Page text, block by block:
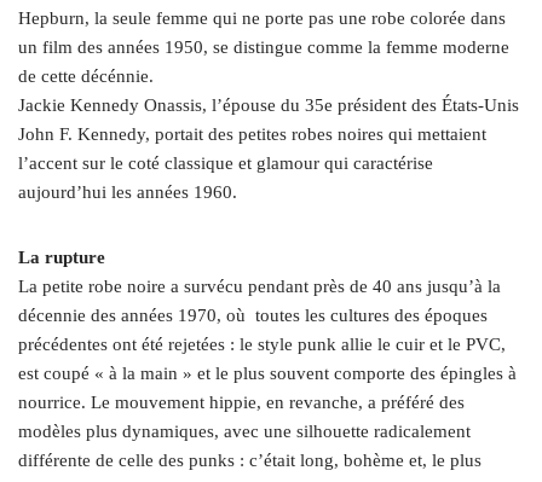
Hepburn, la seule femme qui ne porte pas une robe colorée dans
un film des années 1950, se distingue comme la femme moderne
de cette décénnie.
Jackie Kennedy Onassis, l’épouse du 35e président des États-Unis
John F. Kennedy, portait des petites robes noires qui mettaient
l’accent sur le coté classique et glamour qui caractérise
aujourd’hui les années 1960.
La rupture
La petite robe noire a survécu pendant près de 40 ans jusqu’à la
décennie des années 1970, où toutes les cultures des époques
précédentes ont été rejetées : le style punk allie le cuir et le PVC,
est coupé « à la main » et le plus souvent comporte des épingles à
nourrice. Le mouvement hippie, en revanche, a préféré des
modèles plus dynamiques, avec une silhouette radicalement
différente de celle des punks : c’était long, bohème et, le plus